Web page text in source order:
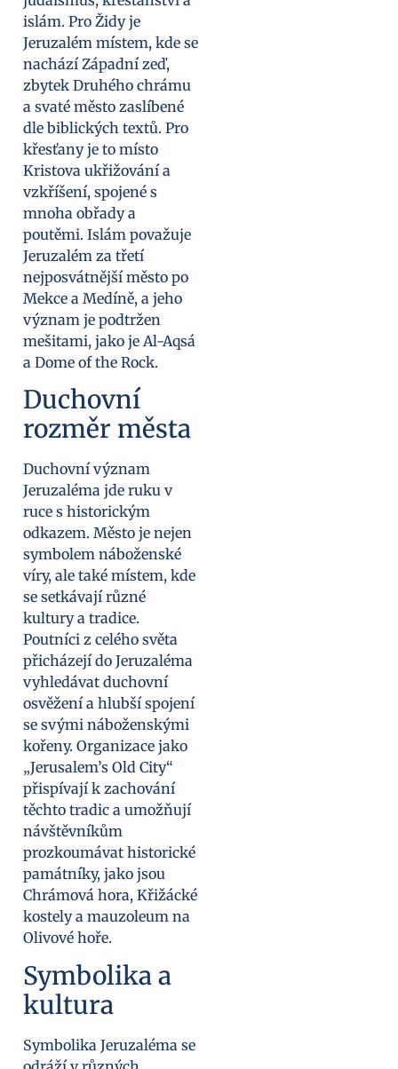
islám. Pro Židy je
Jeruzalém místem, kde se
nachází Západní zeď,
zbytek Druhého chrámu
a svaté město zaslíbené
dle biblických textů. Pro
křesťany je to místo
Kristova ukřižování a
vzkříšení, spojené s
mnoha obřady a
poutěmi. Islám považuje
Jeruzalém za třetí
nejposvátnější město po
Mekce a Medíně, a jeho
význam je podtržen
mešitami, jako je Al-Aqsá
a Dome of the Rock.
Duchovní
rozměr města
Duchovní význam
Jeruzaléma jde ruku v
ruce s historickým
odkazem. Město je nejen
symbolem náboženské
víry, ale také místem, kde
se setkávají různé
kultury a tradice.
Poutníci z celého světa
přicházejí do Jeruzaléma
vyhledávat duchovní
osvěžení a hlubší spojení
se svými náboženskými
kořeny. Organizace jako
„Jerusalem’s Old City“
přispívají k zachování
těchto tradic a umožňují
návštěvníkům
prozkoumávat historické
památníky, jako jsou
Chrámová hora, Křižácké
kostely a mauzoleum na
Olivové hoře.
Symbolika a
kultura
Symbolika Jeruzaléma se